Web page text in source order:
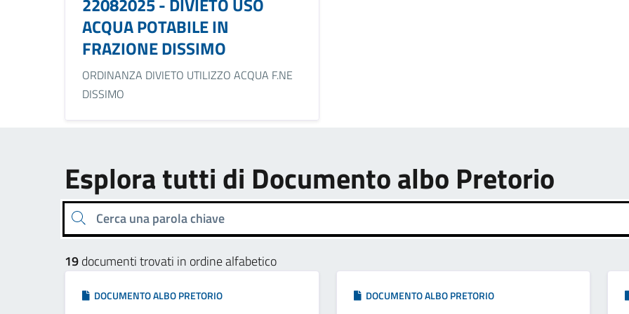
ACQUA POTABILE IN
FRAZIONE DISSIMO
ORDINANZA DIVIETO UTILIZZO ACQUA F.NE
DISSIMO
Esplora tutti di Documento albo Pretorio
Cerca una parola chiave
19documenti trovati in ordine alfabetico
DOCUMENTO ALBO PRETORIO DOCUMENTO ALBO PRETORIO